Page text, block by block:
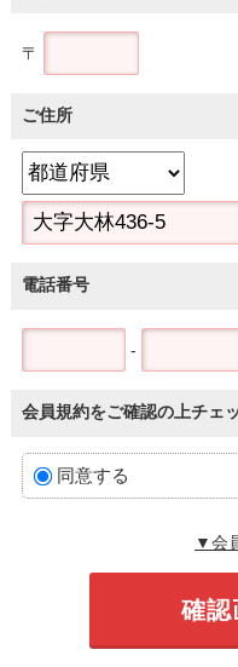
〒
ご住所
電話番号
-
会員規約をご確認の上チェ
同意する
▼会